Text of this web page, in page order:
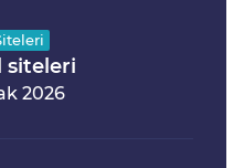
siteleri
2026